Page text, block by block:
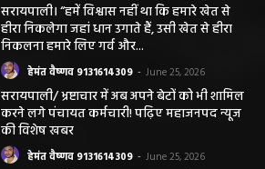
सरायपाली। “हमें विश्वास नहीं था कि हमारे खेत से
हीरा निकलेगा जहां धान उगाते हैं, उसी खेत से हीरा
निकलना हमारे लिए गर्व और...
हेमंत वैष्णव 9131614309 - June 25, 2026
सरायपाली/ भ्रष्टाचार में अब अपने बेटों को भी शामिल
करने लगे पंचायत कर्मचारी! पढ़िए महाजनपद न्यूज
की विशेष खबर
हेमंत वैष्णव 9131614309 - June 25, 2026